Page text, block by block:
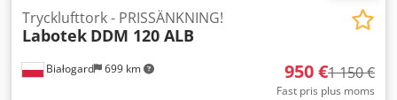
Białogard 699 km
Trycklufttork - PRISSÄNKNING!
Labotek DDM 120 ALB
950 €1 150 €
Fast pris plus moms